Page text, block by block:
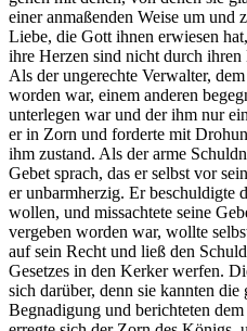
einer anmaßenden Weise um und
Liebe, die Gott ihnen erwiesen
ihre Herzen sind nicht durch
Als der ungerechte Verwalter,
worden war, einem anderen
unterlegen war und der ihm nur
er in Zorn und forderte mit
ihm zustand. Als der arme
Gebet sprach, das er selbst vor
er unbarmherzig. Er beschuldigte
wollen, und missachtete seine
vergeben worden war, wollte
auf sein Recht und ließ den
Gesetzes in den Kerker werfen.
sich darüber, denn sie kannten die
Begnadigung und berichteten